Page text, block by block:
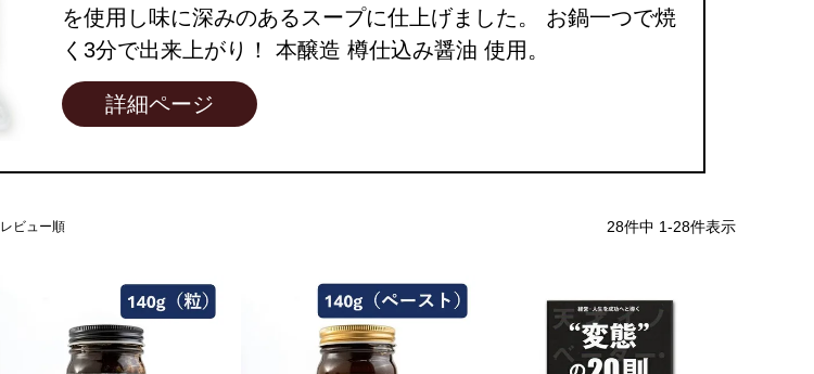
を使用し味に深みのあるスープに仕上げました。 お鍋一つで焼
く3分で出来上がり！ 本醸造 樽仕込み醤油 使用。
詳細ページ
レビュー順 28件中 1-28件表示